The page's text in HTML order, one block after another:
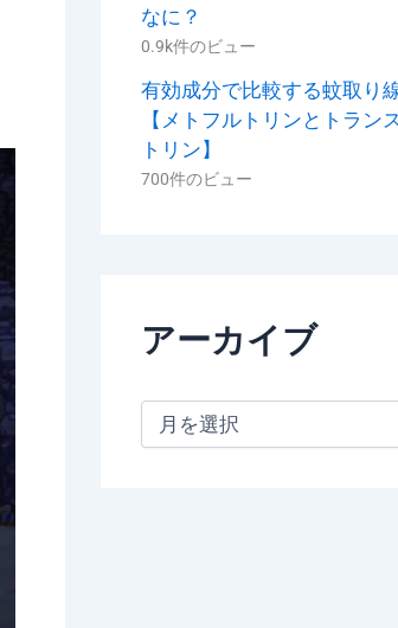
なに？
0.9k件のビュー
有効成分で比較する蚊取り
【メトフルトリンとトラン
トリン】
700件のビュー
アーカイブ